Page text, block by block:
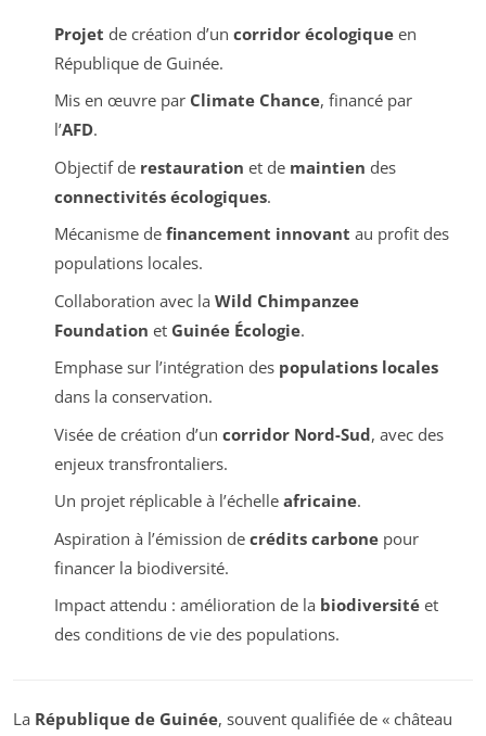
Projet de création d’un corridor écologiqueen
République de Guinée.
Mis en œuvre par Climate Chance, financé par
l’AFD.
Objectif de restauration et de maintien des
connectivités écologiques.
Mécanisme de financement innovant au profit des
populations locales.
Collaboration avec la Wild Chimpanzee
Foundation et Guinée Écologie.
Emphase sur l’intégration des populations locales
dans la conservation.
Visée de création d’un corridor Nord-Sud, avec des
enjeux transfrontaliers.
Un projet réplicable à l’échelle africaine.
Aspiration à l’émission de crédits carbonepour
financer la biodiversité.
Impact attendu : amélioration de la biodiversitéet
des conditions de vie des populations.
La République de Guinée, souvent qualifiée de « château